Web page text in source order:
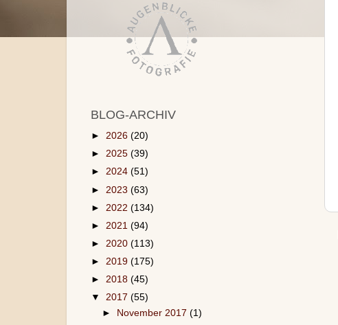
BLOG-ARCHIV
► 2026 (20)
► 2025 (39)
► 2024 (51)
► 2023 (63)
► 2022 (134)
► 2021 (94)
► 2020 (113)
► 2019 (175)
► 2018 (45)
▼ 2017 (55)
►
November 2017(1)